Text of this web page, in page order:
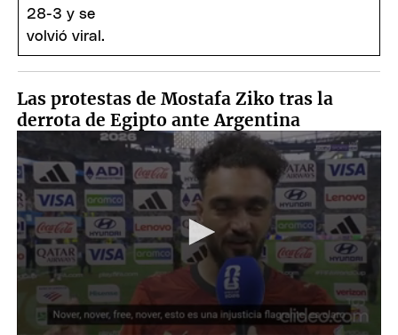
Las protestas de Mostafa Ziko tras la
derrota de Egipto ante Argentina